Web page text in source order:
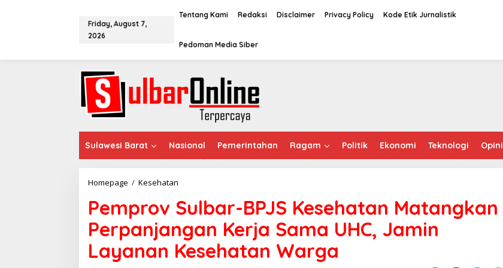
o
Friday, August 7,
2026
Tentang Kami Redaksi Disclaimer Privacy Policy Kode Etik Jurnalistik
Pedoman Media Siber
Sulawesi Barat Nasional Pemerintahan Ragam Politik Ekonomi Teknologi Opini
Homepage / Kesehatan
m
p
r
o
v
S
Pemprov Sulbar-BPJS Kesehatan Matangkan
Perpanjangan Kerja Sama UHC, Jamin
Layanan Kesehatan Warga